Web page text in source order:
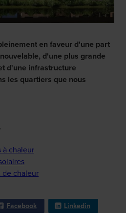
en faveur d'une part
d'une plus grande
d'une infrastructure
les quartiers que nous
à chaleur
de chaleur
Facebook
Linkedin